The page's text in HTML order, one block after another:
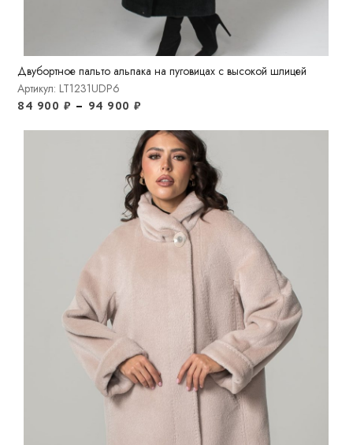
Двубортное пальто альпака на пуговицах с высокой шлицей
Артикул: LT1231UDP6
84 900 ₽ – 94 900₽